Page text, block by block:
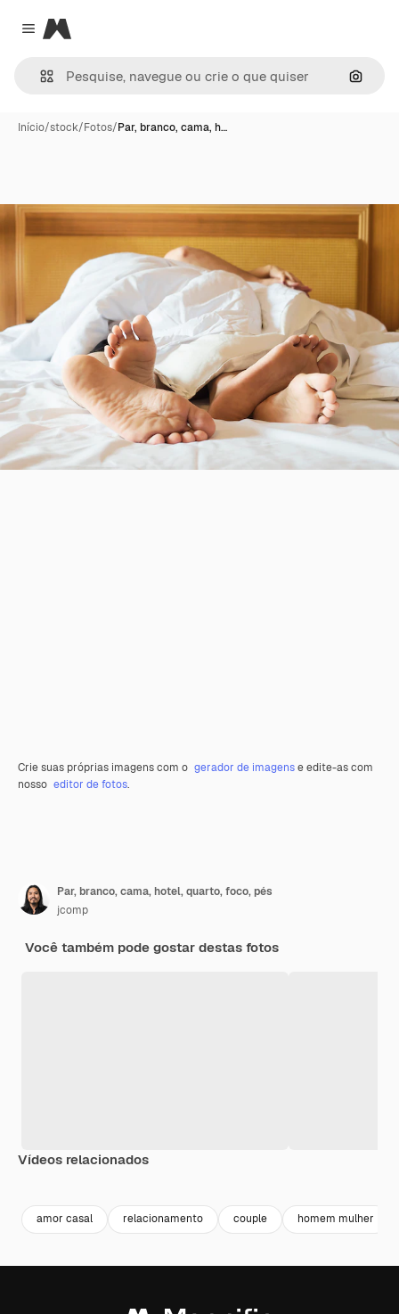
Close menu
Magnific
Início/stock/Fotos/Par, branco, cama, h…
Crie suas próprias imagens com o gerador de imagense edite-as com
nosso editor de fotos.
Par, branco, cama, hotel, quarto, foco, pés
jcomp
Você também pode gostar destas fotos
Vídeos relacionados
amor casal relacionamento couple homem mulher